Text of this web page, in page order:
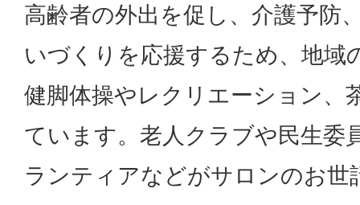
高齢者の外出を促し、介護予防
いづくりを応援するため、地域
健脚体操やレクリエーション、
ています。老人クラブや民生委
ランティアなどがサロンのお世